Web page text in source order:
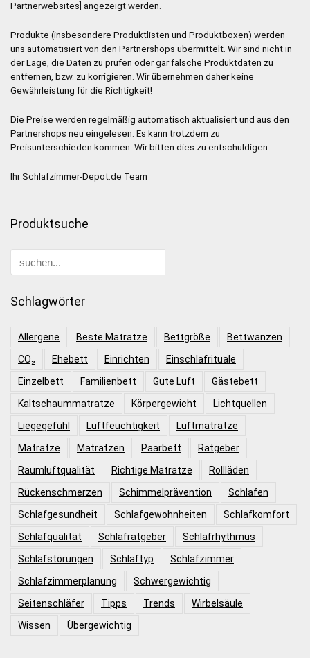
Partnerwebsites] angezeigt werden.
Produkte (insbesondere Produktlisten und Produktboxen) werden
uns automatisiert von den Partnershops übermittelt. Wir sind nicht in
der Lage, die Daten zu prüfen oder gar falsche Produktdaten zu
entfernen, bzw. zu korrigieren. Wir übernehmen daher keine
Gewährleistung für die Richtigkeit!
Die Preise werden regelmäßig automatisch aktualisiert und aus den
Partnershops neu eingelesen. Es kann trotzdem zu
Preisunterschieden kommen. Wir bitten dies zu entschuldigen.
Ihr Schlafzimmer-Depot.de Team
Produktsuche
Schlagwörter
Allergene Beste Matratze Bettgröße
Bettwanzen
CO₂
Ehebett Einrichten
Einschlafrituale
Einzelbett
Familienbett Gute Luft
Gästebett
Kaltschaummatratze
Körpergewicht
Lichtquellen
Liegegefühl
Luftfeuchtigkeit
Luftmatratze
Matratze
Matratzen Paarbett
Ratgeber
Raumluftqualität
Richtige Matratze
Rollläden
Rückenschmerzen
Schimmelprävention
Schlafen
Schlafgesundheit
Schlafgewohnheiten
Schlafkomfort
Schlafqualität
Schlafratgeber
Schlafrhythmus
Schlafstörungen
Schlaftyp
Schlafzimmer
Schlafzimmerplanung
Schwergewichtig
Seitenschläfer
Tipps Trends
Wirbelsäule
Wissen
Übergewichtig